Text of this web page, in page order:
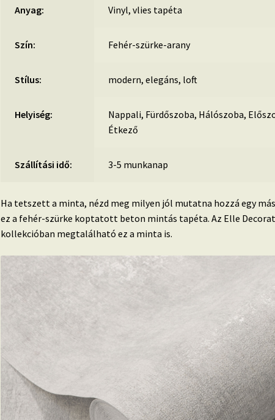
Anyag: Vinyl, vlies tapéta
Szín: Fehér-szürke-arany
Stílus: modern, elegáns, loft
Helyiség:
Nappali, Fürdőszoba, Hálószoba,
Étkező
Szállítási idő: 3-5 munkanap
Ha tetszett a minta, nézd meg milyen jól mutatna hozzá egy
ez a fehér-szürke koptatott beton mintás tapéta. Az Elle
kollekcióban megtalálható ez a minta is.